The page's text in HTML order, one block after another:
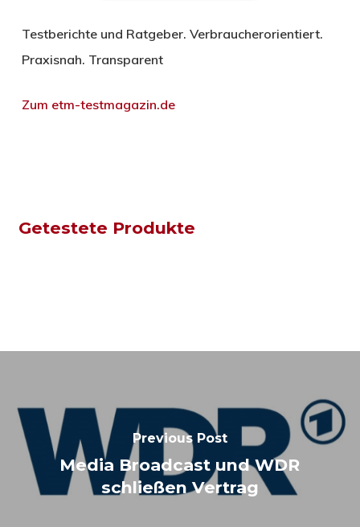
Testberichte und Ratgeber. Verbraucherorientiert.
Praxisnah. Transparent
Zum etm-testmagazin.de
Getestete Produkte
Previous Post
Media Broadcast und WDR
schließen Vertrag